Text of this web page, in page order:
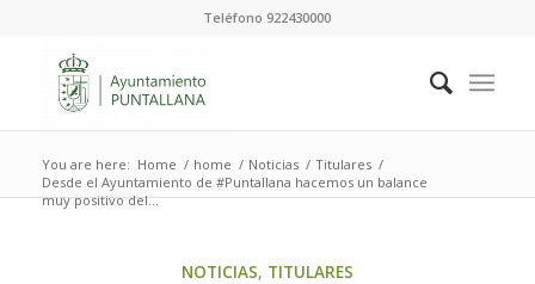
Teléfono 922430000
You are here: Home / home / Noticias / Titulares /
Desde el Ayuntamiento de #Puntallana hacemos un balance
muy positivo del...
NOTICIAS, TITULARES